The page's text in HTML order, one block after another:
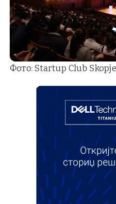
Фото: Startup Club Skopje